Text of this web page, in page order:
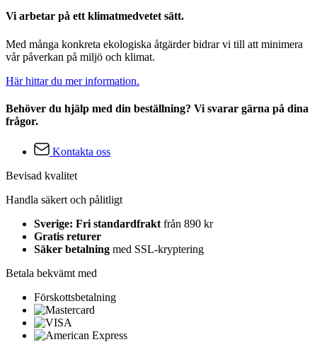
Vi arbetar på ett klimatmedvetet sätt.
Med många konkreta ekologiska åtgärder bidrar vi till att minimera
vår påverkan på miljö och klimat.
Här hittar du mer information.
Behöver du hjälp med din beställning? Vi svarar gärna på dina
frågor.
Kontakta oss
Bevisad kvalitet
Handla säkert och pålitligt
Sverige: Fri standardfrakt från 890 kr
Gratis returer
Säker betalning med SSL-kryptering
Betala bekvämt med
Förskottsbetalning